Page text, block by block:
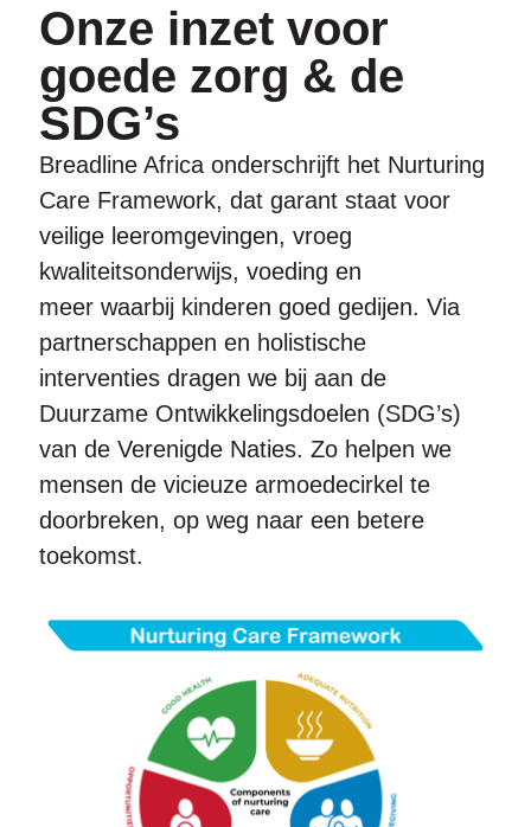
Onze inzet voor
goede zorg & de
SDG’s
Breadline Africa onderschrijft het Nurturing
Care Framework, dat garant staat voor
veilige leeromgevingen, vroeg
kwaliteitsonderwijs, voeding en
meer waarbij kinderen goed gedijen. Via
partnerschappen en holistische
interventies dragen we bij aan de
Duurzame Ontwikkelingsdoelen (SDG’s)
van de Verenigde Naties. Zo helpen we
mensen de vicieuze armoedecirkel te
doorbreken, op weg naar een betere
toekomst.